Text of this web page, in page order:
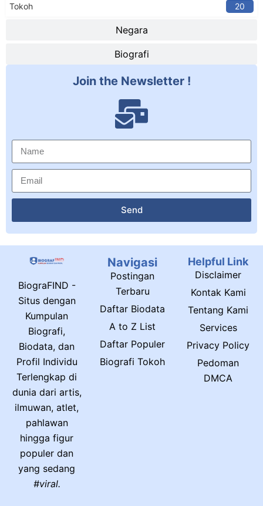
Negara
Biografi
Tokoh 20
Join the Newsletter !
Send
BiograFIND -
Situs dengan
Kumpulan
Biografi,
Biodata, dan
Profil Individu
Terlengkap di
dunia dari artis,
ilmuwan, atlet,
pahlawan
hingga figur
populer dan
yang sedang
#viral.
Navigasi
Postingan
Terbaru
Daftar Biodata
A to Z List
Daftar Populer
Biografi Tokoh
Helpful Link
Disclaimer
Kontak Kami
Tentang Kami
Services
Privacy Policy
Pedoman
DMCA